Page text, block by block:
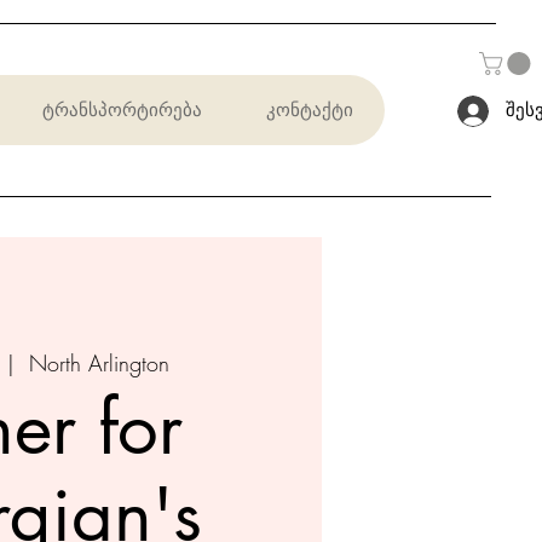
ტრანსპორტირება კონტაქტი
|
North Arlington
for